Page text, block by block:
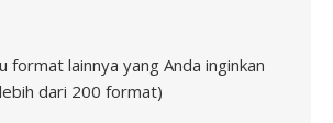
format lainnya yang Anda inginkan
dari 200 format)